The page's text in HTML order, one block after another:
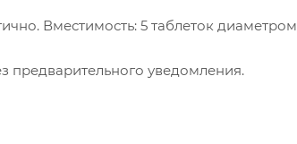
Вместимость: 5 таблеток диаметром
предварительного уведомления.